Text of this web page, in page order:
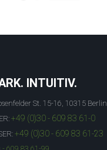
INTUITIV.
St. 15-16, 10315 Berlin
+49 (0)30 - 609 83 61-0
+49 (0)30 - 609 83 61-23